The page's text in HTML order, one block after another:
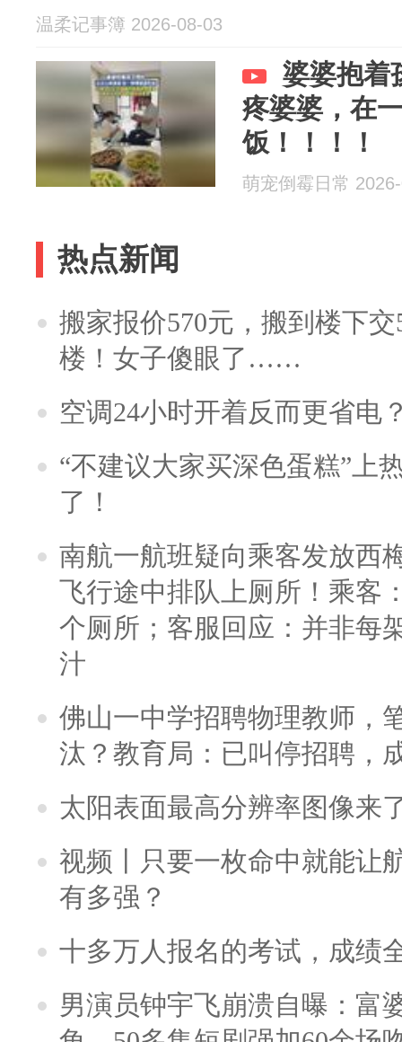
温柔记事簿 2026-08-03
婆婆抱着
疼婆婆，在
饭！！！！
萌宠倒霉日常
热点新闻
搬家报价570元，搬到楼下
楼！女子傻眼了……
空调24小时开着反而更省电
“不建议大家买深色蛋糕”上
了！
南航一航班疑向乘客发放西
飞行途中排队上厕所！乘客
个厕所；客服回应：并非每
汁
佛山一中学招聘物理教师，
汰？教育局：已叫停招聘，
太阳表面最高分辨率图像来
视频丨只要一枚命中就能让
有多强？
十多万人报名的考试，成绩
男演员钟宇飞崩溃自曝：富